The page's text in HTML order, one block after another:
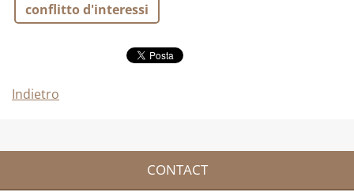
conflitto d'interessi
Indietro
CONTACT